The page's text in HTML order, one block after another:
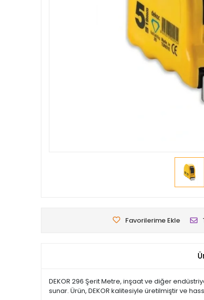
Favorilerime Ekle
DEKOR 296 Şerit Metre, inşaat ve diğer
sunar. Ürün, DEKOR kalitesiyle üretilmiştir ve